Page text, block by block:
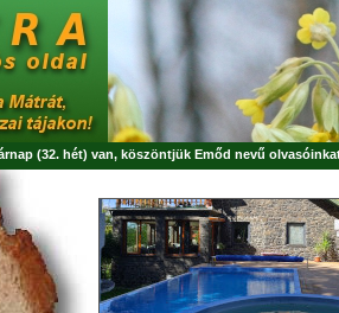
(32. hét) van, köszöntjük Emőd nevű